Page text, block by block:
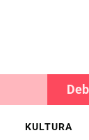
KULTURA